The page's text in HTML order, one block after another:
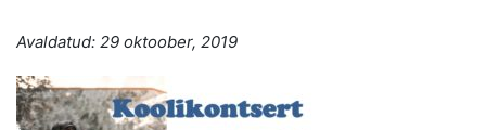
Avaldatud: 29 oktoober, 2019